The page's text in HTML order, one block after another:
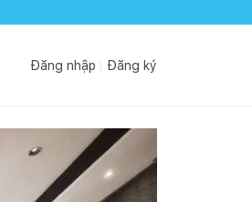
Đăng nhập Đăng ký